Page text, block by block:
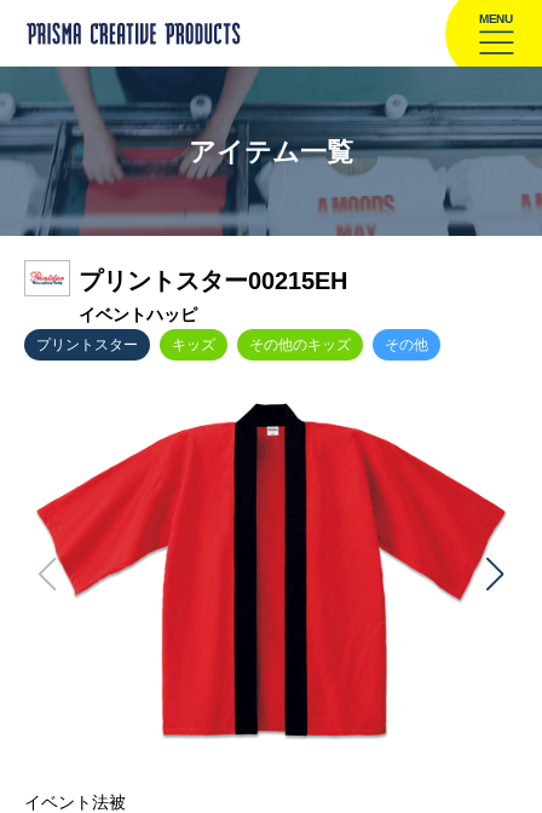
MENU
アイテム一覧
プリントスター00215EH
イベントハッピ
プリントスター キッズ その他のキッズ その他
イベント法被